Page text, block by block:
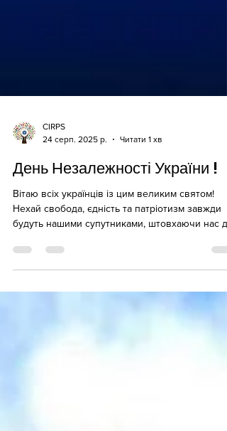
CIRPS
День Незалежності України !
Вітаю всіх українців із цим великим святом!
Нехай свобода, єдність та патріотизм завжди
нових...